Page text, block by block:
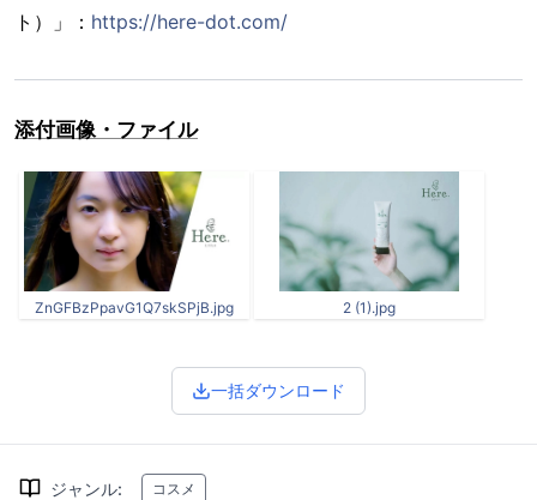
ト）」： https://here-dot.com/
添付画像・ファイル
ZnGFBzPpavG1Q7skSPjB.jpg 2 (1).jpg
一括ダウンロード
ジャンル: コスメ